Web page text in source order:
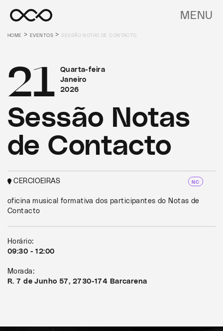
MENU
HOME >EVENTOS > SESSÃO NOTAS DE CONTACTO
Quarta-feira
Janeiro
2026
21
Sessão Notas
de Contacto
CERCIOEIRAS NC
oficina musical formativa dos participantes do Notas de
Contacto
Horário:
09:30 - 12:00
Morada:
R. 7 de Junho 57, 2730-174 Barcarena